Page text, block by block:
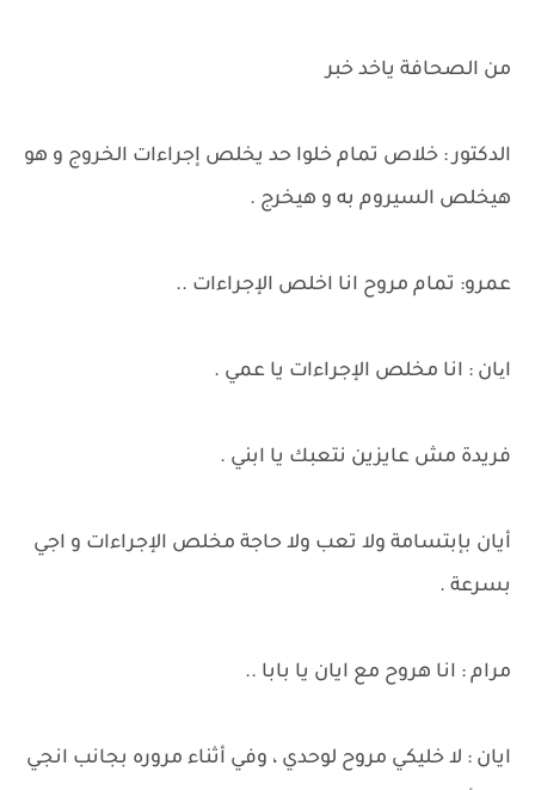
من الصحافة ياخد خبر
الدكتور : خلاص تمام خلوا حد يخلص إجراءات الخروج و هو
هيخلص السيروم به و هيخرج .
عمرو: تمام مروح انا اخلص الإجراءات ..
ایان : انا مخلص الإجراءات يا عمي .
فريدة مش عايزين نتعبك يا ابني .
أيان بإبتسامة ولا تعب ولا حاجة مخلص الإجراءات و اجي
بسرعة .
مرام : انا هروح مع ايان يا بابا ..
ايان : لا خليكي مروح لوحدي ، وفي أثناء مروره بجانب انجي